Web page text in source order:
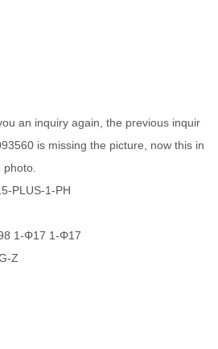
an inquiry again, the previous inquir
is missing the picture, now this in
PLUS-1-PH
1-Φ17 1-Φ17
Z